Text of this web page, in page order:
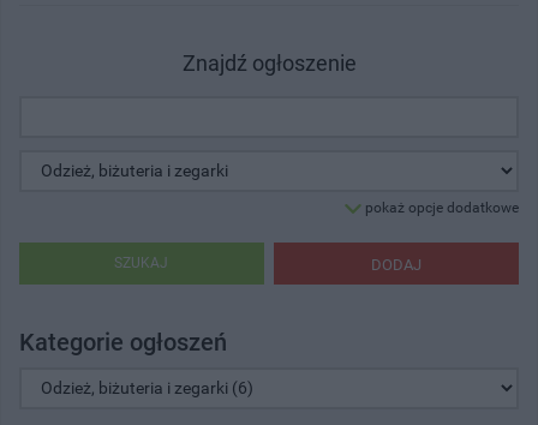
Znajdź ogłoszenie
pokaż opcje dodatkowe
DODAJ
SZUKAJ
Kategorie ogłoszeń